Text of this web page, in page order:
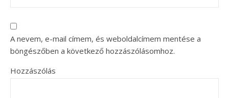
A nevem, e-mail címem, és weboldalcímem mentése a
böngészőben a következő hozzászólásomhoz.
Hozzászólás